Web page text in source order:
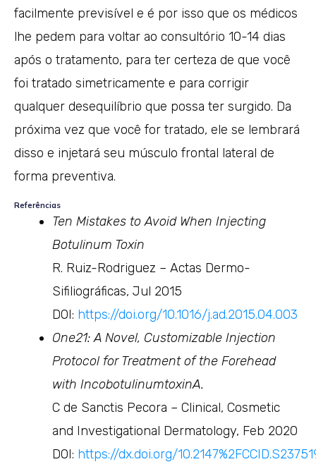
facilmente previsível e é por isso que os médicos
lhe pedem para voltar ao consultório 10-14 dias
após o tratamento, para ter certeza de que você
foi tratado simetricamente e para corrigir
qualquer desequilíbrio que possa ter surgido. Da
próxima vez que você for tratado, ele se lembrará
disso e injetará seu músculo frontal lateral de
forma preventiva.
Referências
Ten Mistakes to Avoid When Injecting
Botulinum Toxin
R. Ruiz-Rodriguez – Actas Dermo-
Sifiliográficas, Jul 2015
DOI: https://doi.org/10.1016/j.ad.2015.04.003
One21: A Novel, Customizable Injection
Protocol for Treatment of the Forehead
with IncobotulinumtoxinA.
C de Sanctis Pecora – Clinical, Cosmetic
and Investigational Dermatology, Feb 2020
DOI: https://dx.doi.org/